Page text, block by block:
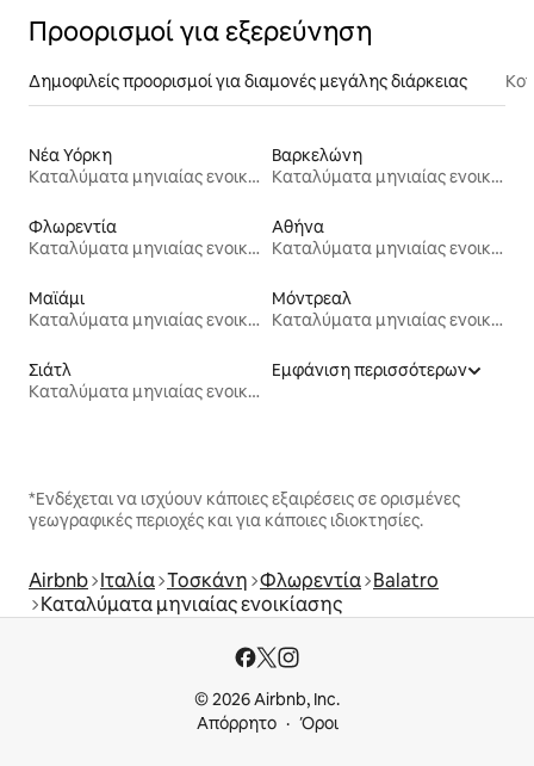
Προορισμοί για εξερεύνηση
Δημοφιλείς προορισμοί για διαμονές μεγάλης διάρκειας
Νέα Υόρκη
Καταλύματα μηνιαίας ενοικίασης
Βαρκελώνη
Καταλύματα μηνιαίας ενοικίασης
Φλωρεντία
Καταλύματα μηνιαίας ενοικίασης
Αθήνα
Καταλύματα μηνιαίας ενοικίασης
Μαϊάμι
Καταλύματα μηνιαίας ενοικίασης
Μόντρεαλ
Καταλύματα μηνιαίας ενοικίασης
Σιάτλ
Καταλύματα μηνιαίας ενοικίασης
Εμφάνιση περισσότερων
*Ενδέχεται να ισχύουν κάποιες εξαιρέσεις σε ορισμένες
γεωγραφικές περιοχές και για κάποιες ιδιοκτησίες.
Airbnb Ιταλία Τοσκάνη Φλωρεντία Balatro
Καταλύματα μηνιαίας ενοικίασης
© 2026 Airbnb, Inc.
Απόρρητο
Όροι